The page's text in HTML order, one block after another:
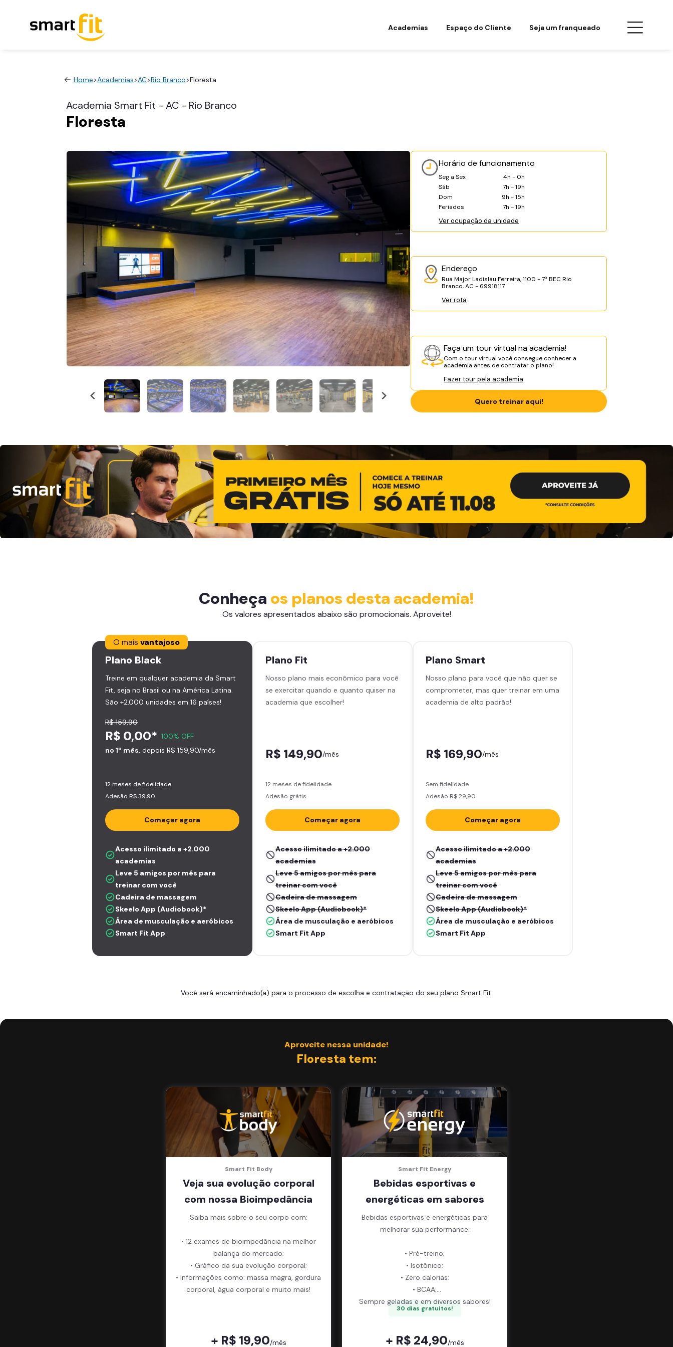
Academias Espaço do Cliente Seja um franqueado
Home>Academias>AC>Rio Branco>Floresta
Academia Smart Fit - AC - Rio Branco
Floresta
Horário de funcionamento
Seg a Sex
4h - 0h
Sáb
7h - 19h
Dom
9h - 15h
Feriados
7h - 19h
Ver ocupação da unidade
Endereço
Rua Major Ladislau Ferreira, 1100 - 7º BEC Rio
Branco, AC - 69918117
Ver rota
Faça um tour virtual na academia!
Com o tour virtual você consegue conhecer a
academia antes de contratar o plano!
Fazer tour pela academia
Quero treinar aqui!
Conheça os planos desta academia!
Os valores apresentados abaixo são promocionais. Aproveite!
O mais vantajoso
Plano Black
Treine em qualquer academia da Smart
Fit, seja no Brasil ou na América Latina.
São +2.000 unidades em 16 países!
R$ 159,90
R$ 0,00* 100% OFF
no 1º mês , depois R$ 159,90/mês
12 meses de fidelidade
Adesão R$ 39,90
Começar agora
Acesso ilimitado a +2.000
academias
Leve 5 amigos por mês para
treinar com você
Cadeira de massagem
Skeelo App (Audiobook)*
Área de musculação e aeróbicos
Smart Fit App
Plano Fit
Nosso plano mais econômico para você
se exercitar quando e quanto quiser na
academia que escolher!
R$ 149,90/mês
12 meses de fidelidade
Adesão grátis
Começar agora
Acesso ilimitado a +2.000
academias
Leve 5 amigos por mês para
treinar com você
Cadeira de massagem
Skeelo App (Audiobook)*
Área de musculação e aeróbicos
Smart Fit App
Plano Smart
Nosso plano para você que não quer se
comprometer, mas quer treinar em uma
academia de alto padrão!
R$ 169,90/mês
Sem fidelidade
Adesão R$ 29,90
Começar agora
Acesso ilimitado a +2.000
academias
Leve 5 amigos por mês para
treinar com você
Cadeira de massagem
Skeelo App (Audiobook)*
Área de musculação e aeróbicos
Smart Fit App
Você será encaminhado(a) para o processo de escolha e contratação do seu plano Smart Fit.
Aproveite nessa unidade!
Floresta tem:
Smart Fit Body
Veja sua evolução corporal
com nossa Bioimpedância
Saiba mais sobre o seu corpo com:
• 12 exames de bioimpedância na melhor
balança do mercado;
• Gráfico da sua evolução corporal;
• Informações como: massa magra, gordura
corporal, água corporal e muito mais!
+ R$ 19,90/mês
Smart Fit Energy
Bebidas esportivas e
energéticas em sabores
Bebidas esportivas e energéticas para
melhorar sua performance:
• Pré-treino;
• Isotônico;
• Zero calorias;
• BCAA;
Sempre geladas e em diversos sabores!
30 dias gratuitos!
+ R$ 24,90/mês